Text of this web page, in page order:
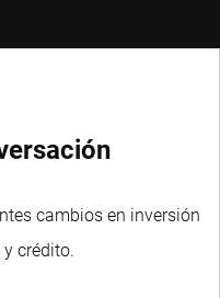
cambios en inversión
crédito.